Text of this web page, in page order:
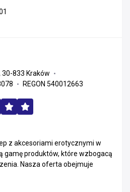
30-833 Kraków
REGON 540012663
z akcesoriami erotycznymi w
gamę produktów, które wzbogacą
Nasza oferta obejmuje